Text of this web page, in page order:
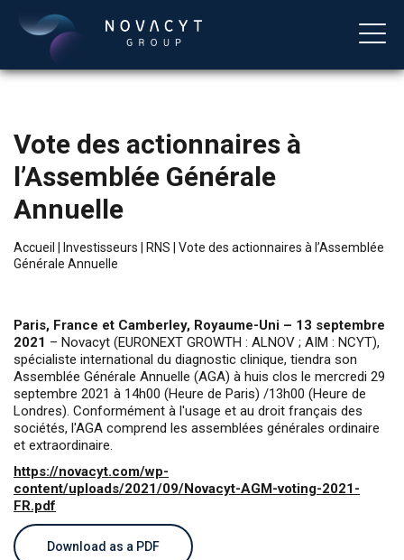
Français
Vote des actionnaires à
l’Assemblée Générale
Annuelle
Accueil Investisseurs RNS
Vote des actionnaires à l’Assemblée
Générale Annuelle
Paris, France et Camberley, Royaume-Uni – 13 septembre
2021 – Novacyt (EURONEXT GROWTH : ALNOV ; AIM : NCYT),
spécialiste international du diagnostic clinique, tiendra son
Assemblée Générale Annuelle (AGA) à huis clos le mercredi 29
septembre 2021 à 14h00 (Heure de Paris) /13h00 (Heure de
Londres). Conformément à l'usage et au droit français des
sociétés, l'AGA comprend les assemblées générales ordinaire
et extraordinaire.
https://novacyt.com/wp-
content/uploads/2021/09/Novacyt-AGM-voting-2021-
FR.pdf
Download as a PDF